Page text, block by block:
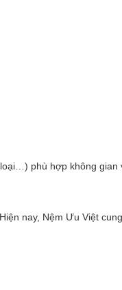
phù hợp không gian
. Hiện nay, Nệm Ưu Việt